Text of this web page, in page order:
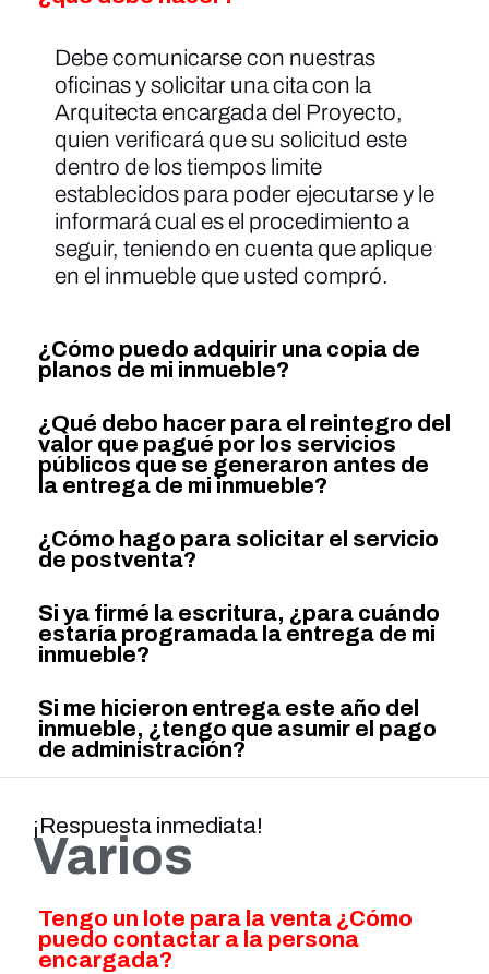
¿Cómo puedo adquirir una copia de
planos de mi inmueble?
¿Qué debo hacer para el reintegro del
valor que pagué por los servicios
públicos que se generaron antes de
la entrega de mi inmueble?
¿Cómo hago para solicitar el servicio
de postventa?
Si ya firmé la escritura, ¿para cuándo
estaría programada la entrega de mi
inmueble?
Si me hicieron entrega este año del
inmueble, ¿tengo que asumir el pago
de administración?
Debe comunicarse con nuestras
oficinas y solicitar una cita con la
Arquitecta encargada del Proyecto,
quien verificará que su solicitud este
dentro de los tiempos limite
establecidos para poder ejecutarse y le
informará cual es el procedimiento a
seguir, teniendo en cuenta que aplique
en el inmueble que usted compró.
¡Respuesta inmediata!
Varios
Tengo un lote para la venta ¿Cómo
puedo contactar a la persona
encargada?